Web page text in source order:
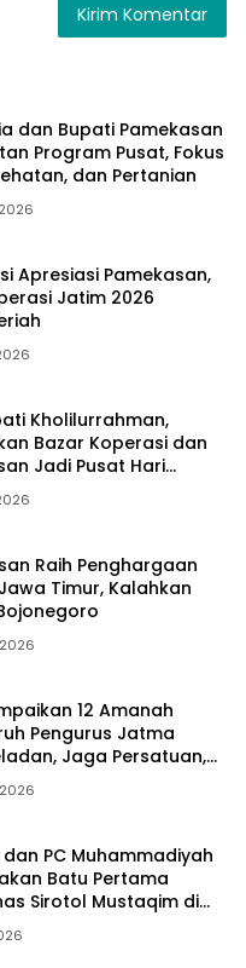
dan Bupati Pamekasan
Program Pusat, Fokus
dan Pertanian
Apresiasi Pamekasan,
Jatim 2026
Kholilurrahman,
Bazar Koperasi dan
Jadi Pusat Hari
Raih Penghargaan
Timur, Kalahkan
12 Amanah
Pengurus Jatma
Jaga Persatuan,
Fitnah
PC Muhammadiyah
Batu Pertama
Sirotol Mustaqim di